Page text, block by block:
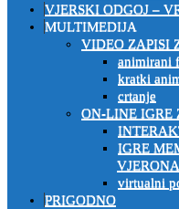
VJERSKI ODGOJ –
MULTIMEDIJA
VIDEO ZAPISI
animirani
kratki
crtanje
ON-LINE IGRE
IGRE
virtualni
PRIGODNO